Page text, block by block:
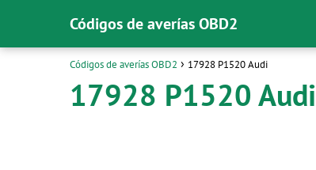
Códigos de averías OBD2
Códigos de averías OBD2 17928 P1520 Audi
17928 P1520 Audi